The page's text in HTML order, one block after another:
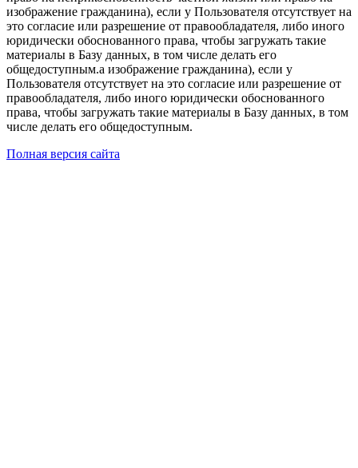
изображение гражданина), если у Пользователя отсутствует на
это согласие или разрешение от правообладателя, либо иного
юридически обоснованного права, чтобы загружать такие
материалы в Базу данных, в том числе делать его
общедоступным.а изображение гражданина), если у
Пользователя отсутствует на это согласие или разрешение от
правообладателя, либо иного юридически обоснованного
права, чтобы загружать такие материалы в Базу данных, в том
числе делать его общедоступным.
Полная версия сайта